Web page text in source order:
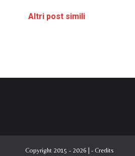
Altri post simili
Copyright 2015 - 2026 | - Credits